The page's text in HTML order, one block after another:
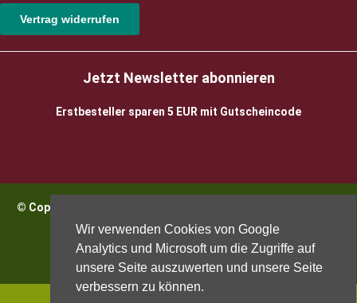
Wir verwenden Cookies von Google
Analytics und Microsoft um die Zugriffe auf
unsere Seite auszuwerten und unsere Seite
verbessern zu können.
Vertrag widerrufen
Jetzt Newsletter abonnieren
Erstbesteller sparen 5 EUR mit Gutscheincode
© Copyright 2026 BioWeinReich. Alle Rechte vorbehalten |
Impressum